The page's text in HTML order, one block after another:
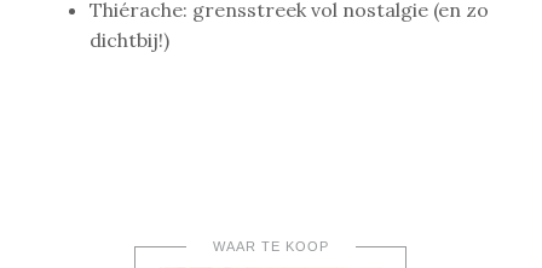
Thiérache: grensstreek vol nostalgie (en zo
dichtbij!)
WAAR TE KOOP